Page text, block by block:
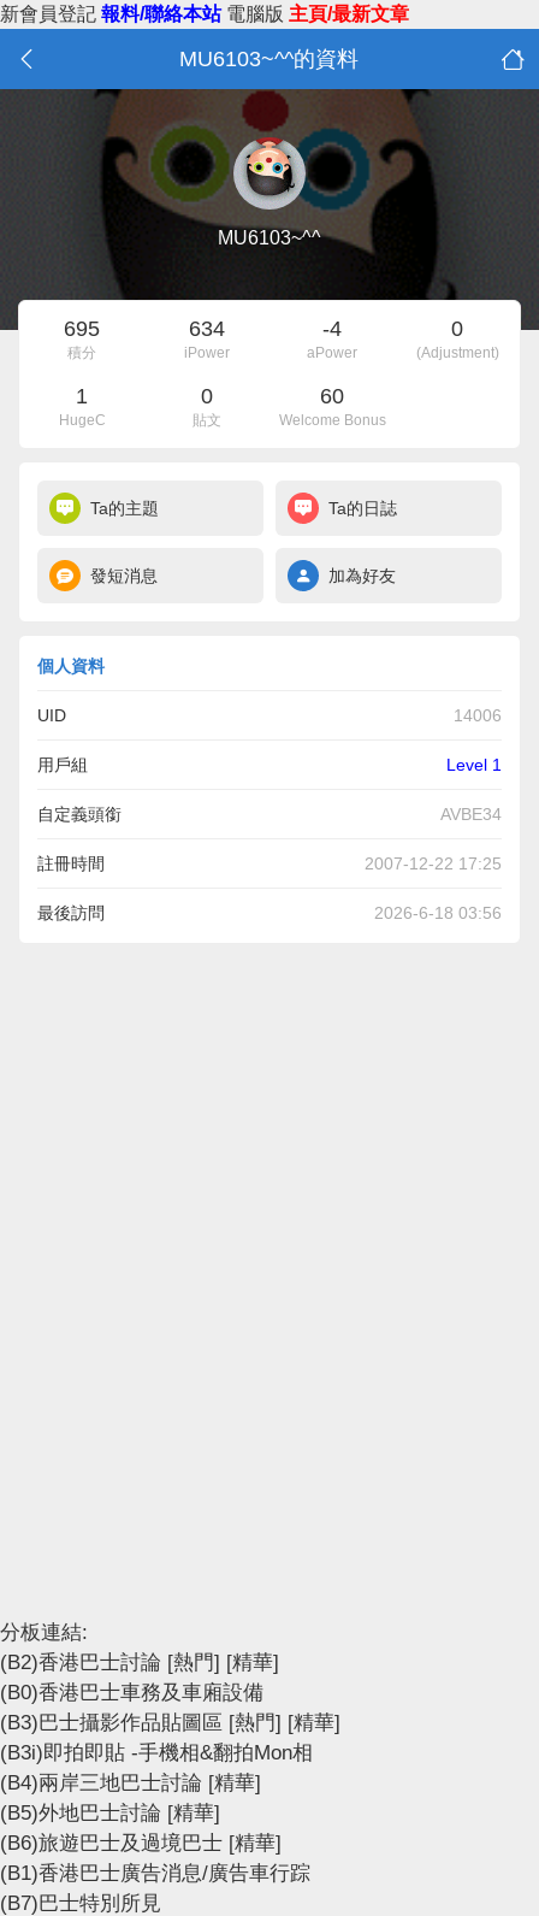
新會員登記 報料/聯絡本站 電腦版 主頁/最新文章
MU6103~^^的資料
MU6103~^^
695
積分
634
iPower
-4
aPower
0
(Adjustment)
1
HugeC
0
貼文
60
Welcome Bonus
Ta的主題 Ta的日誌
發短消息 加為好友
個人資料
UID 14006
用戶組 Level 1
自定義頭銜 AVBE34
註冊時間 2007-12-22 17:25
最後訪問 2026-6-18 03:56
分板連結:
(B2)香港巴士討論 [熱門] [精華]
(B0)香港巴士車務及車廂設備
(B3)巴士攝影作品貼圖區 [熱門] [精華]
(B3i)即拍即貼 -手機相&翻拍Mon相
(B4)兩岸三地巴士討論 [精華]
(B5)外地巴士討論 [精華]
(B6)旅遊巴士及過境巴士 [精華]
(B1)香港巴士廣告消息/廣告車行踪
(B7)巴士特別所見